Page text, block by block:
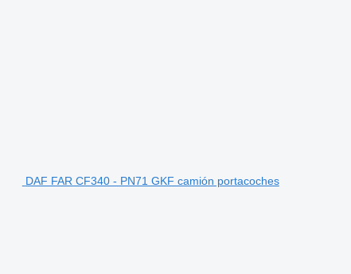
DAF FAR CF340 - PN71 GKF camión portacoches